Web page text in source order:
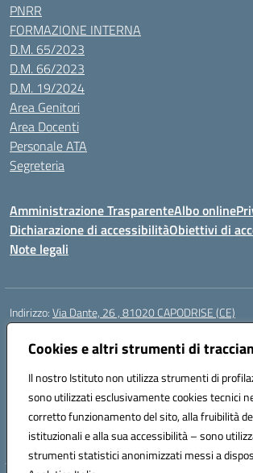
Cookies e altri strumenti di
Il nostro Istituto non utilizza strumenti di
sono utilizzati esclusivamente cookies tecnici
corretto funzionamento del sito, alla fruibilità
istituzionali e alla sua accessibilità – sono
strumenti statistici anonimizzati messi a
PNRR
FORMAZIONE INTERNA
D.M. 65/2023
D.M. 66/2023
D.M. 19/2024
Area Genitori
Area Docenti
Personale ATA
Segreteria
Amministrazione TrasparenteAlbo online
Dichiarazione di accessibilitàObiettivi di
Note legali
Indirizzo:Via Dante, 26 , 81020 CAPODRISE (CE)
Centralino:
Posta elettronica certificata (PEC):
Codice fiscale: 80103200616
Codice meccanografico:CEIC83000V
Codice Indice delle Pubbliche Amministrazioni (IPA):
Codice unico di fatturazione (CUF): UFO76N